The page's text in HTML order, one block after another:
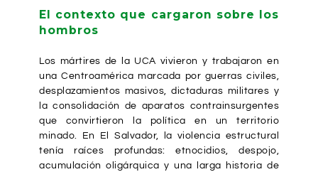
El contexto que cargaron sobre los
hombros
Los mártires de la UCA vivieron y trabajaron en
una Centroamérica marcada por guerras civiles,
desplazamientos masivos, dictaduras militares y
la consolidación de aparatos contrainsurgentes
que convirtieron la política en un territorio
minado. En El Salvador, la violencia estructural
tenía raíces profundas: etnocidios, despojo,
acumulación oligárquica y una larga historia de